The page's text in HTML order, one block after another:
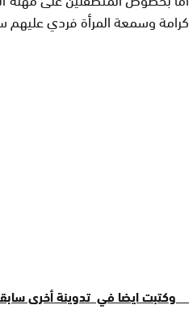
كرامة وسمعة المرأة فردي عليهم
وكتبت ايضا في تدوينة أخرى